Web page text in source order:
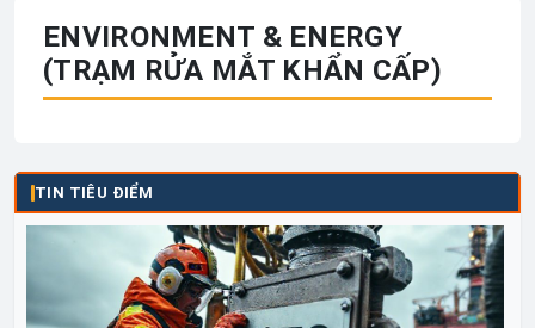
ENVIRONMENT & ENERGY
(TRẠM RỬA MẮT KHẨN CẤP)
TIN TIÊU ĐIỂM